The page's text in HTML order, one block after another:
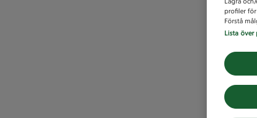
profiler för
Förstå
Lista över